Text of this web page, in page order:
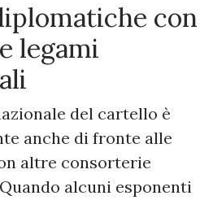
con
legami
del cartello è
anche di fronte alle
altre consorterie
alcuni esponenti